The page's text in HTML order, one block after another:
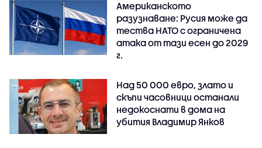
Американското
разузнаване: Русия може да
тества НАТО с ограничена
атака от тази есен до 2029
г.
Над 50 000 евро, злато и
скъпи часовници останали
недокоснати в дома на
убития Владимир Янков